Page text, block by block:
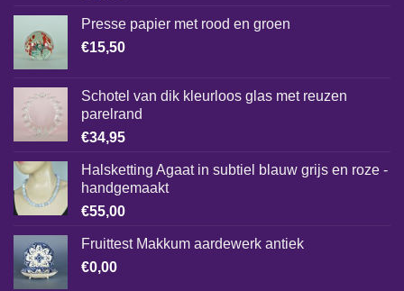
Presse papier met rood en groen
€15,50
Schotel van dik kleurloos glas met reuzen
parelrand
€34,95
Halsketting Agaat in subtiel blauw grijs en roze -
handgemaakt
€55,00
Fruittest Makkum aardewerk antiek
€0,00